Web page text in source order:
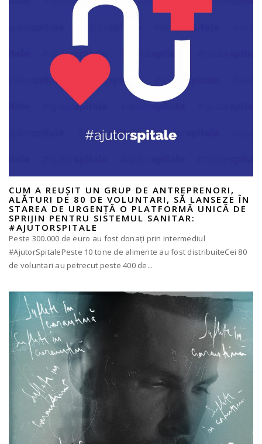
CUM A REUȘIT UN GRUP DE ANTREPRENORI,
ALĂTURI DE 80 DE VOLUNTARI, SĂ LANSEZE ÎN
STAREA DE URGENȚĂ O PLATFORMĂ UNICĂ DE
SPRIJIN PENTRU SISTEMUL SANITAR:
#AJUTORSPITALE
Peste 300.000 de euro au fost donați prin intermediul
#AjutorSpitalePeste 10 tone de alimente au fost distribuiteCei 80
de voluntari au petrecut peste 400 de...